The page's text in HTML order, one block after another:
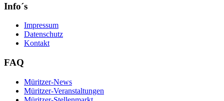
Info´s
Impressum
Datenschutz
Kontakt
FAQ
Müritzer-News
Müritzer-Veranstaltungen